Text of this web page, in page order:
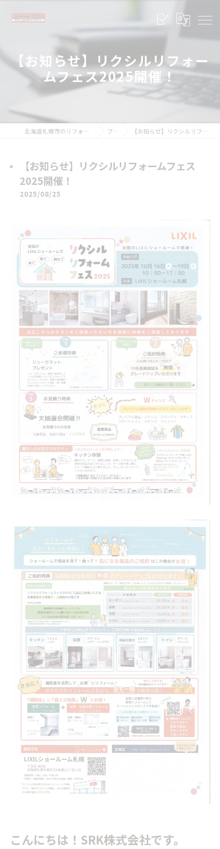
【お知らせ】リクシルリフォー
ムフェス2025開催！
北海道札幌市のリフォームならSRK株式会社 ブログ 【お知らせ】リクシルリフォームフェス2025開催！
【お知らせ】リクシルリフォームフェス
2025開催！
2025/08/25
こんにちは！SRK株式会社です。